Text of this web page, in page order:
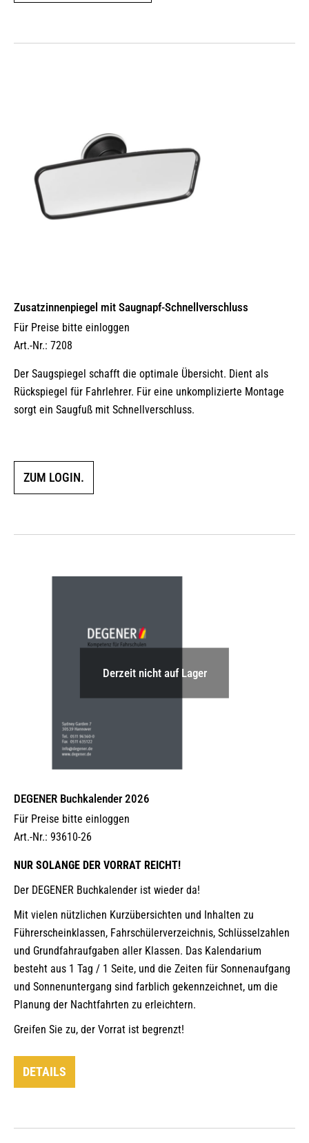
der
Produktseite
gewählt
Zusatzinnenpiegel mit Saugnapf-Schnellverschluss
Für Preise bitte einloggen
Art.-Nr.: 7208
Der Saugspiegel schafft die optimale Übersicht. Dient als
Rückspiegel für Fahrlehrer. Für eine unkomplizierte Montage
sorgt ein Saugfuß mit Schnellverschluss.
ZUM LOGIN.
Derzeit nicht auf Lager
DEGENER Buchkalender 2026
Für Preise bitte einloggen
Art.-Nr.: 93610-26
NUR SOLANGE DER VORRAT REICHT!
Der DEGENER Buchkalender ist wieder da!
Mit vielen nützlichen Kurzübersichten und Inhalten zu
Führerscheinklassen, Fahrschülerverzeichnis, Schlüsselzahlen
und Grundfahraufgaben aller Klassen. Das Kalendarium
besteht aus 1 Tag / 1 Seite, und die Zeiten für Sonnenaufgang
und Sonnenuntergang sind farblich gekennzeichnet, um die
Planung der Nachtfahrten zu erleichtern.
Greifen Sie zu, der Vorrat ist begrenzt!
DETAILS